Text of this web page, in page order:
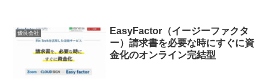
優良会社
EasyFactor（イージーファクタ
ー）請求書を必要な時にすぐに資
金化のオンライン完結型